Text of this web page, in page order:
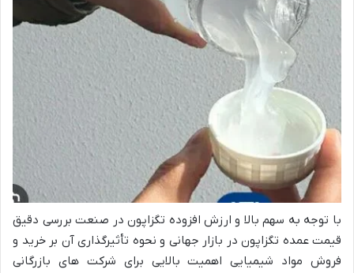
با توجه به سهم بالا و ارزش افزوده تگزاپون در صنعت بررسی دقیق
قیمت عمده تگزاپون در بازار جهانی و نحوه تأثیرگذاری آن بر خرید و
فروش مواد شیمیایی اهمیت بالایی برای شرکت های بازرگانی